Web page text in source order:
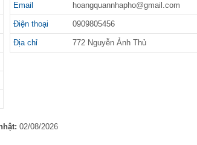
Email hoangquannhapho@gmail.com
Điện thoại 0909805456
Địa chỉ 772 Nguyễn Ảnh Thủ
02/08/2026